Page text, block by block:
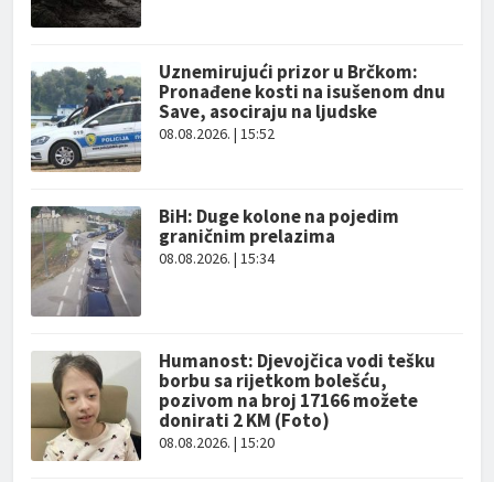
Uznemirujući prizor u Brčkom:
Pronađene kosti na isušenom dnu
Save, asociraju na ljudske
08.08.2026. | 15:52
BiH: Duge kolone na pojedim
graničnim prelazima
08.08.2026. | 15:34
Humanost: Djevojčica vodi tešku
borbu sa rijetkom bolešću,
pozivom na broj 17166 možete
donirati 2 KM (Foto)
08.08.2026. | 15:20